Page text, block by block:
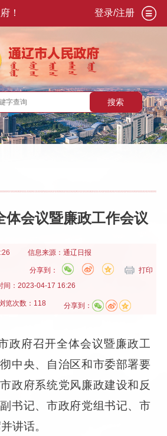
！ 登录/注册
搜索
务公开>政府信息公开>法
体会议暨廉政工作会议
信息来源： 通辽日报
打印
分享到：
间： 2023-04-17 16:26
览次数：118 分享到：
政府召开全体会议暨廉政工
中央、自治区和市委部署要
政府系统党风廉政建设和反
书记、市政府党组书记、市
讲话。